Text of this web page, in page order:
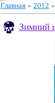
Главная » 2012 »
Зимний